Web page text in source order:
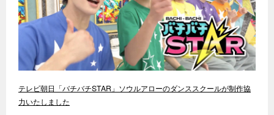
テレビ朝日「バチバチSTAR」ソウルアローのダンススクールが制作協
力いたしました